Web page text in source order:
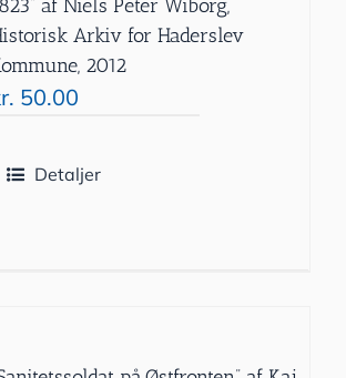
af Niels Peter Wiborg,
Arkiv for Haderslev
2012
50.00
Detaljer